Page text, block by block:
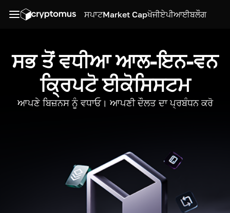
ਸਪਾਟMarket Capਖੋਜੀਏਪੀਆਈਬਲੌਗ
ਸਭ ਤੋਂ ਵਧੀਆ ਆਲ-ਇਨ-ਵਨ
ਕ੍ਰਿਪਟੋ ਈਕੋਸਿਸਟਮ
ਆਪਣੇ ਬਿਜ਼ਨਸ ਨੂੰ ਵਧਾਓ। ਆਪਣੀ ਦੌਲਤ ਦਾ ਪ੍ਰਬੰਧਨ ਕਰੋ